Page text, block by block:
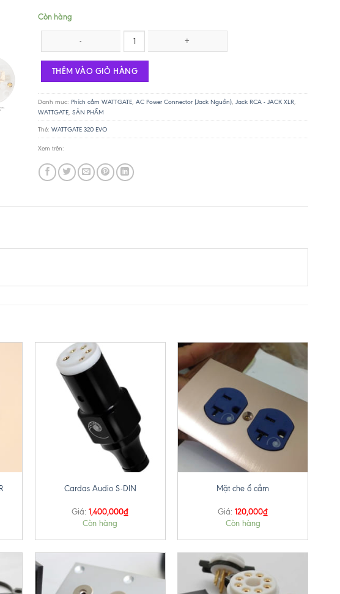
Còn hàng
THÊM VÀO GIỎ HÀNG
Danh mục: Phích cắm WATTGATE, AC Power Connector (Jack Nguồn), Jack RCA - JACK XLR,
WATTGATE, SẢN PHẨM
Thẻ: WATTGATE 320 EVO
Xem trên:
Cardas Audio S-DIN
Giá: 1,400,000₫
Còn hàng
Mặt che ổ cắm
Giá: 120,000₫
Còn hàng